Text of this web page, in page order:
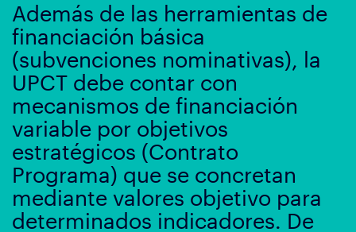
Además de las herramientas de
financiación básica
(subvenciones nominativas), la
UPCT debe contar con
mecanismos de financiación
variable por objetivos
estratégicos (Contrato
Programa) que se concretan
mediante valores objetivo para
determinados indicadores. De